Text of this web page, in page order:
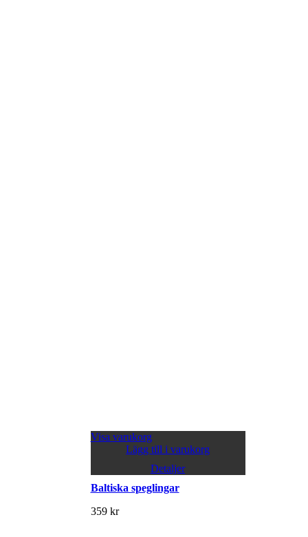
Visa varukorg
Lägg till i varukorg
Detaljer
Baltiska speglingar
359 kr